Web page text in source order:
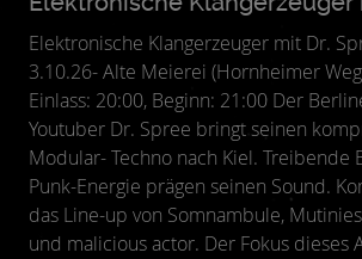
Elektronische Klangerzeuger mit Dr.
3.10.26- Alte Meierei (Hornheimer
Einlass: 20:00, Beginn: 21:00 Der Berliner Künstler und
Youtuber Dr. Spree bringt seinen
Modular- Techno nach Kiel. Treibende
Punk-Energie prägen seinen Sound.
das Line-up von Somnambule,
und malicious actor. Der Fokus dieses